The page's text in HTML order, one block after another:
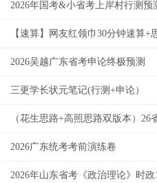
2026年国考&小省考上岸村行测预
【速算】网友红领巾30分钟速算+
2026吴越广东省考申论终极预测
三更学长状元笔记(行测+申论）
（花生思路+高照思路双版本）
2026广东统考考前演练卷
2026年山东省考《政治理论》时政